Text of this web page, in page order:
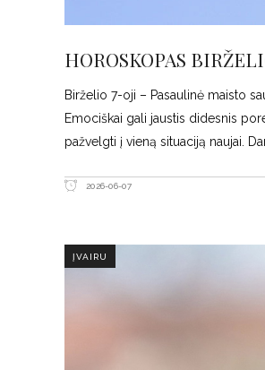
HOROSKOPAS
Birželio 7-oji – Pasaulinė maisto
Emociškai gali jaustis didesnis
pažvelgti į vieną situaciją naujai.
2026-06-07
ĮVAIRU